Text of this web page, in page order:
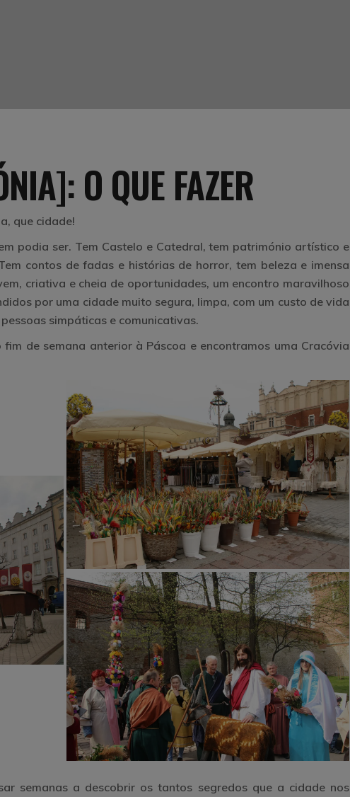
O QUE FAZER
que cidade!
podia ser. Tem Castelo e Catedral, tem património artístico e
contos de fadas e histórias de horror, tem beleza e imensa
criativa e cheia de oportunidades, um encontro maravilhoso
por uma cidade muito segura, limpa, com um custo de vida
simpáticas e comunicativas.
fim de semana anterior à Páscoa e encontramos uma Cracóvia
semanas a descobrir os tantos segredos que a cidade nos